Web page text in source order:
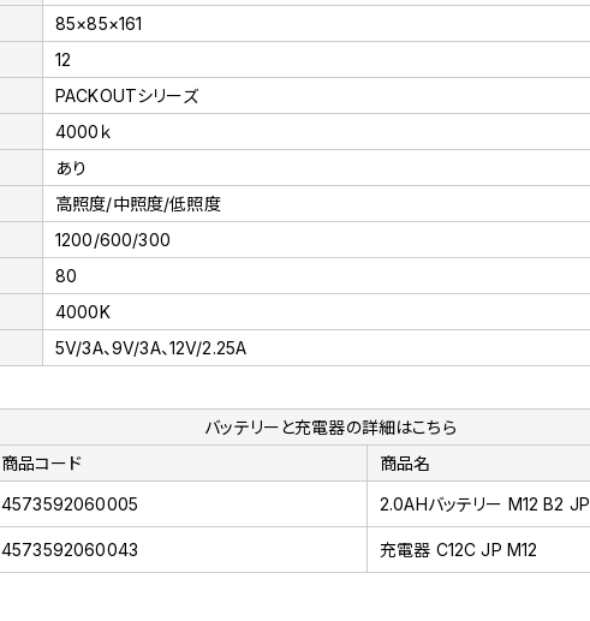
85×85×161
12
PACKOUTシリーズ
4000ｋ
あり
高照度/中照度/低照度
1200/600/300
80
4000K
5V/3A、9V/3A、12V/2.25A
バッテリーと充電器の詳細はこちら
商品コード 商品名
4573592060005 2.0AHバッテリー M12 B2 JP
4573592060043 充電器 C12C JP M12